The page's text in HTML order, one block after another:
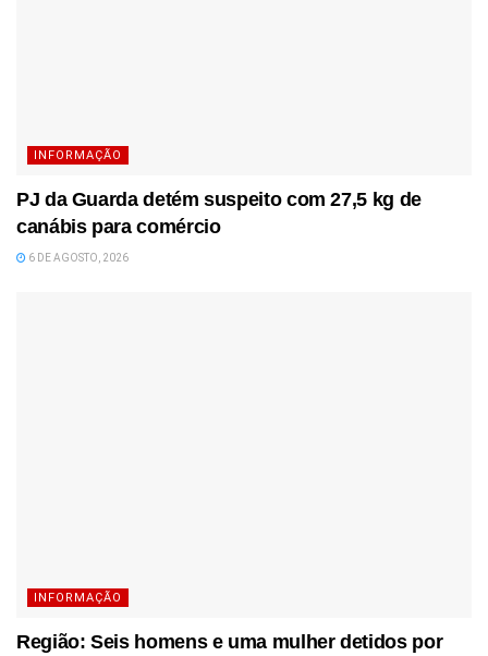
INFORMAÇÃO
PJ da Guarda detém suspeito com 27,5 kg de
canábis para comércio
6 DE AGOSTO, 2026
INFORMAÇÃO
Região: Seis homens e uma mulher detidos por